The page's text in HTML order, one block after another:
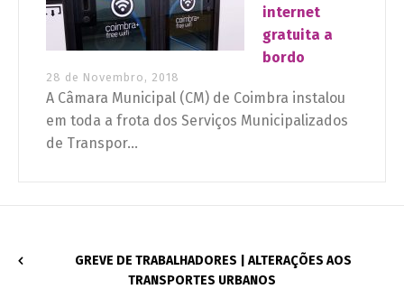
internet
gratuita a
bordo
28 de Novembro, 2018
A Câmara Municipal (CM) de Coimbra instalou
em toda a frota dos Serviços Municipalizados
de Transpor...
GREVE DE TRABALHADORES | ALTERAÇÕES AOS
TRANSPORTES URBANOS